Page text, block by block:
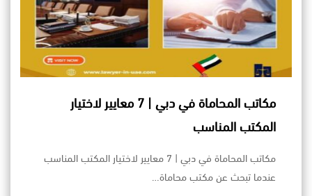
مكاتب المحاماة في دبي | 7 معايير لاختيار
المكتب المناسب
مكاتب المحاماة في دبي | 7 معايير لاختيار المكتب المناسب
عندما تبحث عن مكتب محاماة…